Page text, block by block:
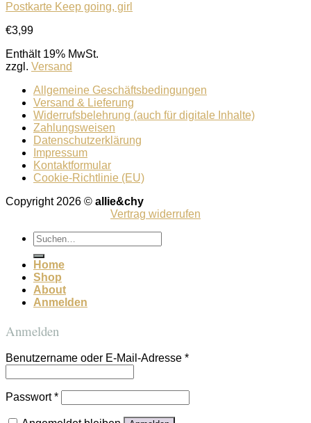
Postkarte Keep going, girl
€3,99
Enthält 19% MwSt.
zzgl. Versand
Allgemeine Geschäftsbedingungen
Versand & Lieferung
Widerrufsbelehrung (auch für digitale Inhalte)
Zahlungsweisen
Datenschutzerklärung
Impressum
Kontaktformular
Cookie-Richtlinie (EU)
Copyright 2026 © allie&chy
Vertrag widerrufen
Suchen
nach:
Home
Shop
About
Anmelden
Anmelden
Benutzername oder E-Mail-Adresse *
Passwort*